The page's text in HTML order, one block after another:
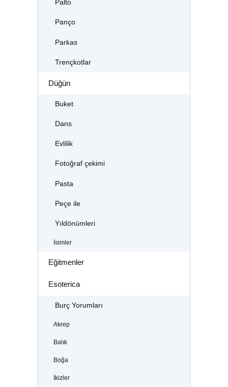
Palto
Panço
Parkas
Trençkotlar
Düğün
Buket
Dans
Evlilik
Fotoğraf çekimi
Pasta
Peçe ile
Yıldönümleri
İsimler
Eğitmenler
Esoterica
Burç Yorumları
Akrep
Balık
Boğa
İkizler